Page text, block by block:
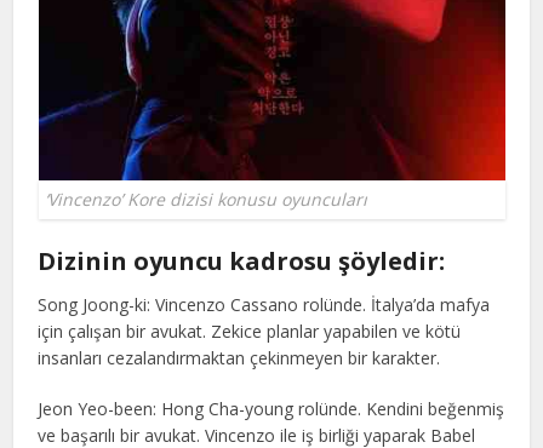
‘Vincenzo’ Kore dizisi konusu oyuncuları
Dizinin oyuncu kadrosu şöyledir:
Song Joong-ki: Vincenzo Cassano rolünde. İtalya’da mafya
için çalışan bir avukat. Zekice planlar yapabilen ve kötü
insanları cezalandırmaktan çekinmeyen bir karakter.
Jeon Yeo-been: Hong Cha-young rolünde. Kendini beğenmiş
ve başarılı bir avukat. Vincenzo ile iş birliği yaparak Babel